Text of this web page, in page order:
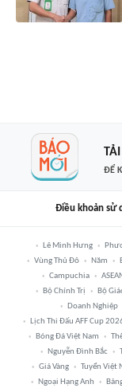
ĐỂ
Điều khoản sử
Lê Minh Hưng
Vùng Thủ Đô
Năm
Campuchia
Bộ Chính Trị
Bộ
Doanh Nghiệp
Lịch Thi Đấu AFF Cup
Bóng Đá Việt Nam
Nguyễn Đình Bắc
Giá Vàng
Tuyển Việt
Ngoại Hạng Anh